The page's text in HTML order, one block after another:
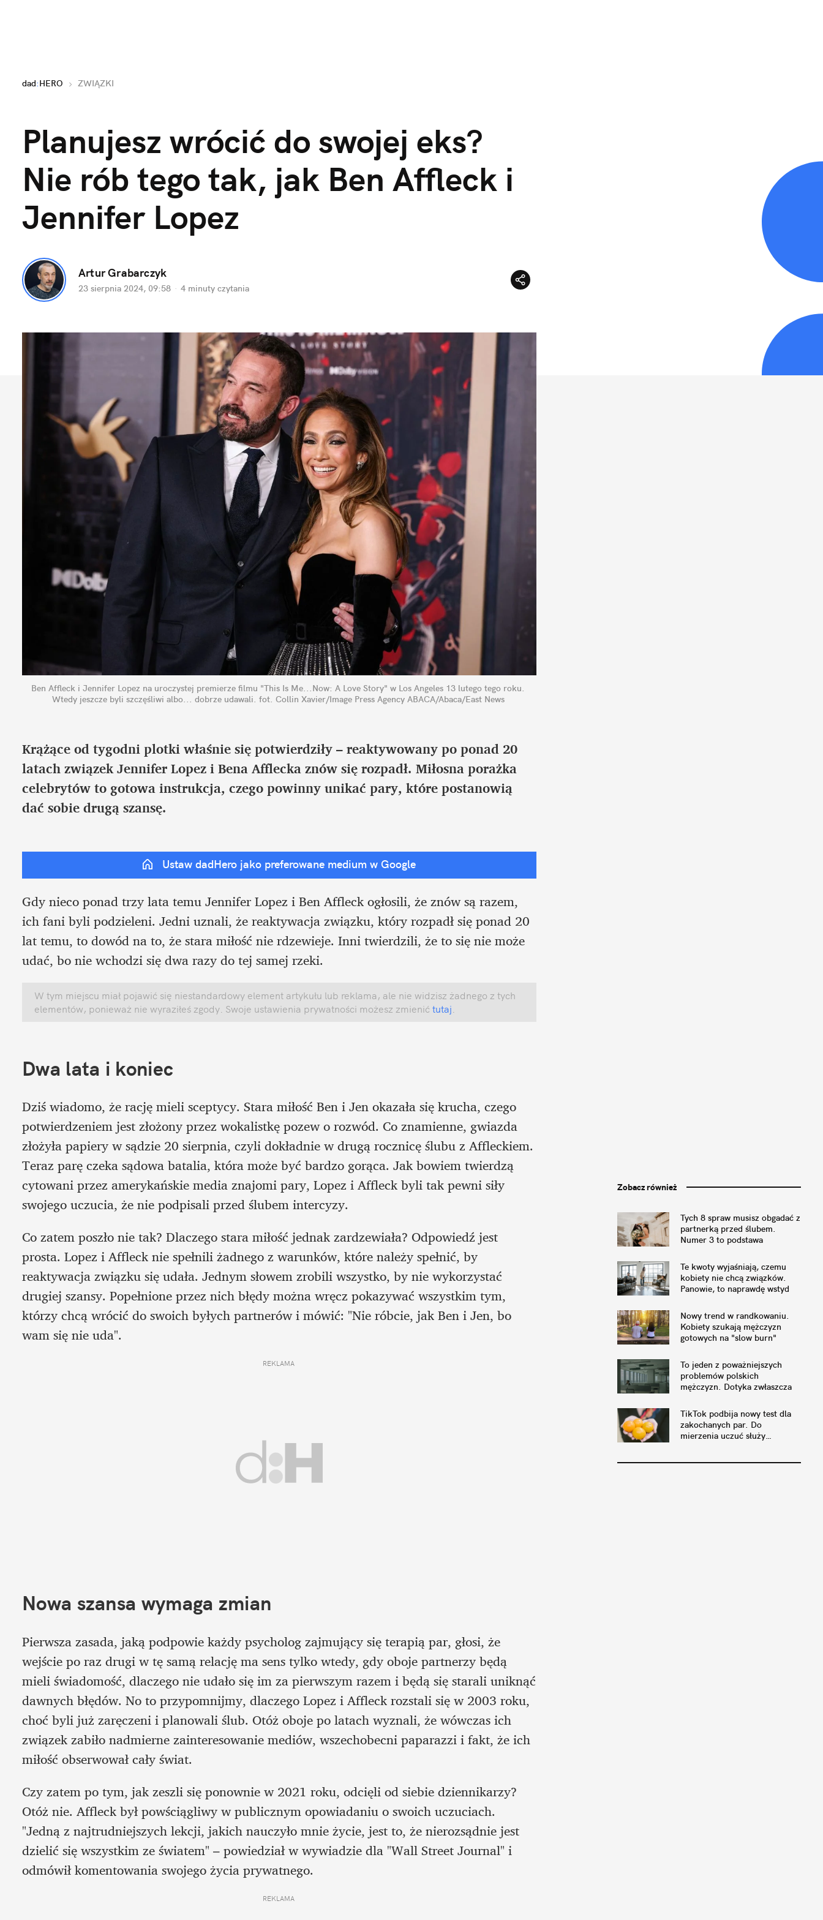
dad:HERO ZWIĄZKI
Planujesz wrócić do swojej eks?
Nie rób tego tak, jak Ben Affleck i
Jennifer Lopez
Artur Grabarczyk
23 sierpnia 2024, 09:58 · 4 minuty czytania
Ben Affleck i Jennifer Lopez na uroczystej premierze filmu "This Is Me...Now: A Love Story" w Los Angeles 13 lutego tego roku.
Wtedy jeszcze byli szczęśliwi albo... dobrze udawali. fot. Collin Xavier/Image Press Agency ABACA/Abaca/East News
Krążące od tygodni plotki właśnie się potwierdziły – reaktywowany po ponad 20
latach związek Jennifer Lopez i Bena Afflecka znów się rozpadł. Miłosna porażka
celebrytów to gotowa instrukcja, czego powinny unikać pary, które postanowią
dać sobie drugą szansę.
Ustaw dadHero jako preferowane medium w Google
Gdy nieco ponad trzy lata temu Jennifer Lopez i Ben Affleck ogłosili, że znów są razem,
ich fani byli podzieleni. Jedni uznali, że reaktywacja związku, który rozpadł się ponad 20
lat temu, to dowód na to, że stara miłość nie rdzewieje. Inni twierdzili, że to się nie może
udać, bo nie wchodzi się dwa razy do tej samej rzeki.
W tym miejscu miał pojawić się niestandardowy element artykułu lub reklama, ale nie widzisz żadnego z tych
elementów, ponieważ nie wyraziłeś zgody. Swoje ustawienia prywatności możesz zmienić tutaj
Dwa lata i koniec
Dziś wiadomo, że rację mieli sceptycy. Stara miłość Ben i Jen okazała się krucha, czego
potwierdzeniem jest złożony przez wokalistkę pozew o rozwód. Co znamienne, gwiazda
złożyła papiery w sądzie 20 sierpnia, czyli dokładnie w drugą rocznicę ślubu z Affleckiem.
Teraz parę czeka sądowa batalia, która może być bardzo gorąca. Jak bowiem twierdzą
cytowani przez amerykańskie media znajomi pary, Lopez i Affleck byli tak pewni siły
swojego uczucia, że nie podpisali przed ślubem intercyzy.
Co zatem poszło nie tak? Dlaczego stara miłość jednak zardzewiała? Odpowiedź jest
prosta. Lopez i Affleck nie spełnili żadnego z warunków, które należy spełnić, by
reaktywacja związku się udała. Jednym słowem zrobili wszystko, by nie wykorzystać
drugiej szansy. Popełnione przez nich błędy można wręcz pokazywać wszystkim tym,
którzy chcą wrócić do swoich byłych partnerów i mówić: "Nie róbcie, jak Ben i Jen, bo
wam się nie uda".
REKLAMA
Nowa szansa wymaga zmian
Pierwsza zasada, jaką podpowie każdy psycholog zajmujący się terapią par, głosi, że
wejście po raz drugi w tę samą relację ma sens tylko wtedy, gdy oboje partnerzy będą
mieli świadomość, dlaczego nie udało się im za pierwszym razem i będą się starali uniknąć
dawnych błędów. No to przypomnijmy, dlaczego Lopez i Affleck rozstali się w 2003 roku,
choć byli już zaręczeni i planowali ślub. Otóż oboje po latach wyznali, że wówczas ich
związek zabiło nadmierne zainteresowanie mediów, wszechobecni paparazzi i fakt, że ich
miłość obserwował cały świat.
Czy zatem po tym, jak zeszli się ponownie w 2021 roku, odcięli od siebie dziennikarzy?
Otóż nie. Affleck był powściągliwy w publicznym opowiadaniu o swoich uczuciach.
"Jedną z najtrudniejszych lekcji, jakich nauczyło mnie życie, jest to, że nierozsądnie jest
dzielić się wszystkim ze światem" – powiedział w wywiadzie dla "Wall Street Journal" i
odmówił komentowania swojego życia prywatnego.
REKLAMA
Zobacz również
Tych 8 spraw musisz obgadać z
partnerką przed ślubem.
Numer 3 to podstawa
Te kwoty wyjaśniają, czemu
kobiety nie chcą związków.
Panowie, to naprawdę wstyd
Nowy trend w randkowaniu.
Kobiety szukają mężczyzn
gotowych na "slow burn"
To jeden z poważniejszych
problemów polskich
mężczyzn. Dotyka zwłaszcza
TikTok podbija nowy test dla
zakochanych par. Do
mierzenia uczuć służy…